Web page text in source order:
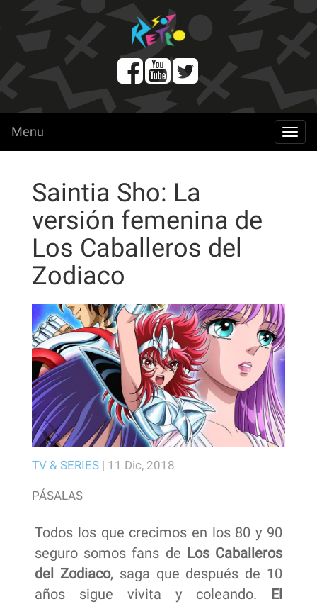
menu
Menu
Saintia Sho: La
versión femenina de
Los Caballeros del
Zodiaco
TV & SERIES | 11 Dic, 2018
PÁSALAS
Todos los que crecimos en los 80 y 90
seguro somos fans de Los Caballeros
del Zodiaco, saga que después de 10
años sigue vivita y coleando.
El